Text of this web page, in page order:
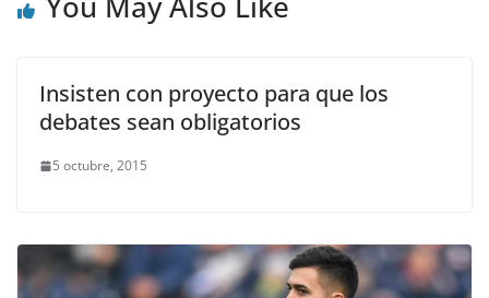
Insisten con proyecto para que los
debates sean obligatorios
5 octubre, 2015